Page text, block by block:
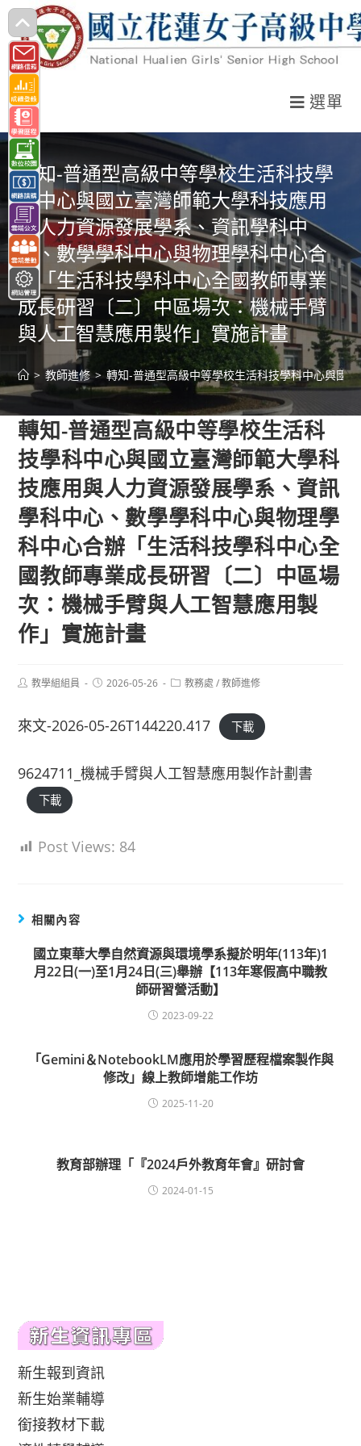
跳
轉
至
主
要
內
容
選單
轉知-普通型高級中等學校生活科技學
科中心與國立臺灣師範大學科技應用
與人力資源發展學系、資訊學科中
心、數學學科中心與物理學科中心合
辦「生活科技學科中心全國教師專業
成長研習〔二〕中區場次：機械手臂
與人工智慧應用製作」實施計畫
> 教師進修 > 轉知-普通型高級中等學校生活科技學科中心與國
轉知-普通型高級中等學校生活科
技學科中心與國立臺灣師範大學科
技應用與人力資源發展學系、資訊
學科中心、數學學科中心與物理學
科中心合辦「生活科技學科中心全
國教師專業成長研習〔二〕中區場
次：機械手臂與人工智慧應用製
作」實施計畫
Post教學組組員
Post2026-05-26
Post教務處 / 教師進修
來文-2026-05-26T144220.417 下載
9624711_機械手臂與人工智慧應用製作計劃書
下載
Post Views: 84
相關內容
國立東華大學自然資源與環境學系擬於明年(113年)1
月22日(一)至1月24日(三)舉辦【113年寒假高中職教
師研習營活動】
2023-09-22
「Gemini＆NotebookLM應用於學習歷程檔案製作與
修改」線上教師增能工作坊
2025-11-20
教育部辦理「『2024戶外教育年會』研討會
2024-01-15
新生報到資訊
新生始業輔導
銜接教材下載